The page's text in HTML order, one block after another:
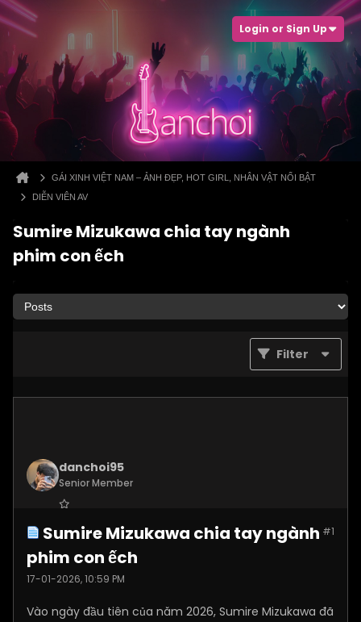
Login or Sign Up
GÁI XINH VIỆT NAM – ẢNH ĐẸP, HOT GIRL, NHÂN VẬT NỔI BẬT
DIỄN VIÊN AV
Sumire Mizukawa chia tay ngành
phim con ếch
Filter
danchoi95
Senior Member
Posts: 2260 #1
Sumire Mizukawa chia tay ngành
phim con ếch
17-01-2026, 10:59 PM
Vào ngày đầu tiên của năm 2026, Sumire Mizukawa đã